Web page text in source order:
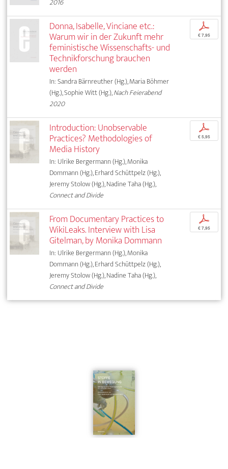
2016
Donna, Isabelle, Vinciane etc.:
Warum wir in der Zukunft mehr
feministische Wissenschafts- und
Technikforschung brauchen
werden
In: Sandra Bärnreuther (Hg.), Maria Böhmer
(Hg.), Sophie Witt (Hg.),Nach Feierabend
2020
p
€ 7,95
Introduction: Unobservable
Practices? Methodologies of
Media History
In: Ulrike Bergermann (Hg.), Monika
Dommann (Hg.), Erhard Schüttpelz (Hg.),
Jeremy Stolow (Hg.), Nadine Taha (Hg.),
Connect and Divide
p
€ 5,95
From Documentary Practices to
WikiLeaks. Interview with Lisa
Gitelman, by Monika Dommann
In: Ulrike Bergermann (Hg.), Monika
Dommann (Hg.), Erhard Schüttpelz (Hg.),
Jeremy Stolow (Hg.), Nadine Taha (Hg.),
Connect and Divide
p
€ 7,95